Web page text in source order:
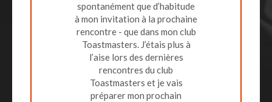
spontanément que d’habitude
à mon invitation à la prochaine
rencontre - que dans mon club
Toastmasters. J’étais plus à
l’aise lors des dernières
rencontres du club
Toastmasters et je vais
préparer mon prochain